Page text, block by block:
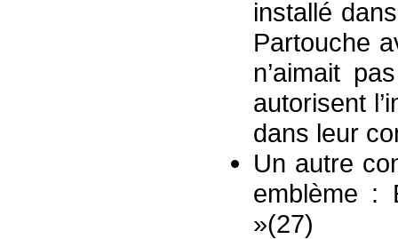
installé
Partouche
n’aimait
autorisent
dans leur
Un autre
emblème :
»(27)